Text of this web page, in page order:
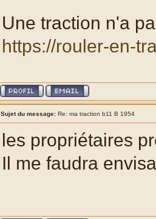
Une traction n'a
https://rouler-en-
Sujet du message: Re: ma traction b11 B 1954
les propriétaires
Il me faudra